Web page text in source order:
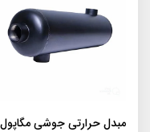
مبدل حرارتی جوشی مگاپول